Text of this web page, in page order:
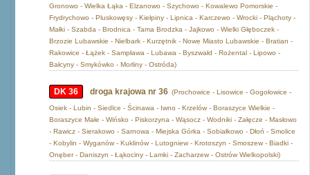
Gronowo - Wielka Łąka - Elzanowo - Szychowo - Kowalewo Pomorskie -
Frydrychowo - Pluskowęsy - Kiełpiny - Lipnica - Karczewo - Wrocki - Pląchoty -
Małki - Szabda - Brodnica - Tama Brodzka - Jajkowo - Wielki Głęboczek -
Brzozie Lubawskie - Nielbark - Kurzętnik - Nowe Miasto Lubawskie - Bratian -
Rakowice - Łążek - Sampława - Lubawa - Byszwałd - Rożental - Lipowo -
Bałcyny - Smykówko - Morliny - Ostróda)
DK 36 droga krajowa nr 36 (Prochowice - Lisowice - Gogołowice -
Osiek - Lubin - Siedlce - Ścinawa - Iwno - Krzelów - Boraszyce Wielkie -
Boraszyce Małe - Wińsko - Piskorzyna - Wąsocz - Wodniki - Załęcze - Masłowo
- Rawicz - Sierakowo - Sarnowa - Miejska Górka - Sobiałkowo - Dłoń - Smolice
- Kobylin - Wyganów - Kuklinów - Lutogniew - Krotoszyn - Smoszew - Biadki -
Onęber - Daniszyn - Łąkociny - Lamki - Zacharzew - Ostrów Wielkopolski)